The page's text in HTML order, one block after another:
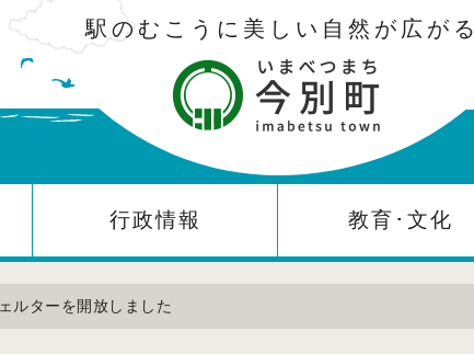
駅のむこうに美しい自然が広がる
行政情報 教育･文化
ルターを開放しました